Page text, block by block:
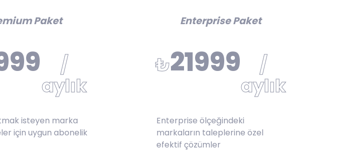
Paket
/
aylık
isteyen marka
için uygun abonelik
Enterprise Paket
₺21999
/
aylık
Enterprise ölçeğindeki
markaların taleplerine özel
efektif çözümler